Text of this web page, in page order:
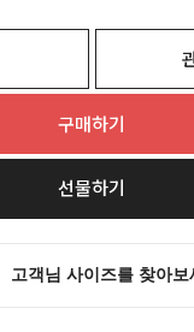
구매하기
선물하기